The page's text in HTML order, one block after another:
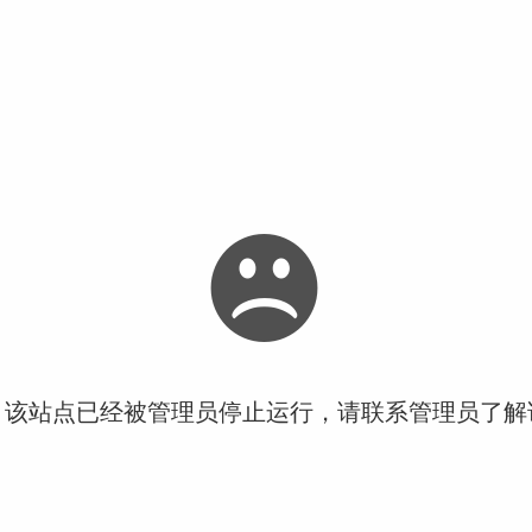
站点已经被管理员停止运行，请联系管理员了